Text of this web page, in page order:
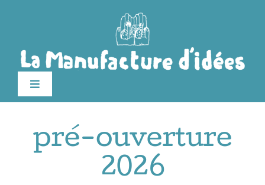
Toggle
Navigation
Le festival
pré-ouverture
2026